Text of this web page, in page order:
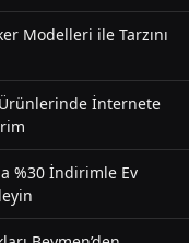
Modelleri ile Tarzını
İnternete
%30 İndirimle Ev